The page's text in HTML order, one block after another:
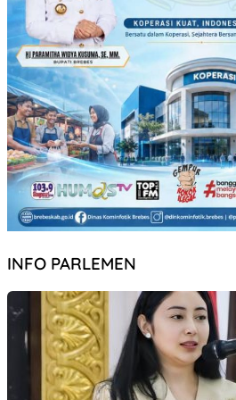
INFO PARLEMEN